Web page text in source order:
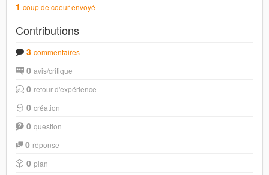
1 coup de coeur envoyé
Contributions
3 commentaires
0 avis/critique
0 retour d'expérience
0 création
0 question
0 réponse
0 plan